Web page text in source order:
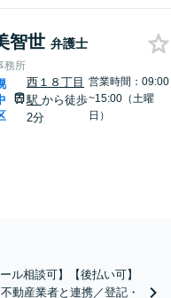
智世 弁護士
務所
西１８丁目
駅から徒歩
2分
営業時間：09:00
~15:00（土曜
日）
ル相談可】【後払い可】
動産業者と連携／登記・